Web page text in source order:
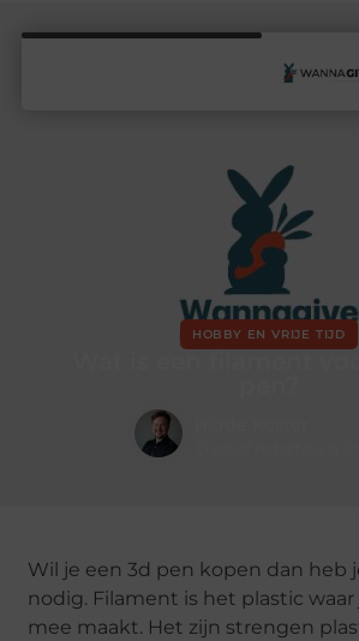
HOBBY EN VRIJE TIJD
Wil je een 3d pen kopen dan heb
nodig. Filament is het plastic
mee maakt. Het zijn strengen